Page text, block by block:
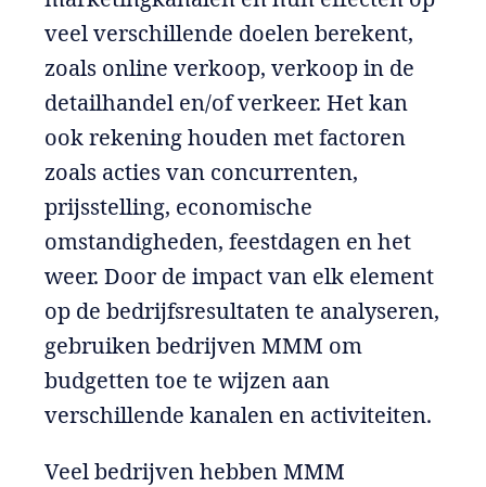
veel verschillende doelen berekent,
zoals online verkoop, verkoop in de
detailhandel en/of verkeer. Het kan
ook rekening houden met factoren
zoals acties van concurrenten,
prijsstelling, economische
omstandigheden, feestdagen en het
weer. Door de impact van elk element
op de bedrijfsresultaten te analyseren,
gebruiken bedrijven MMM om
budgetten toe te wijzen aan
verschillende kanalen en activiteiten.
Veel bedrijven hebben MMM